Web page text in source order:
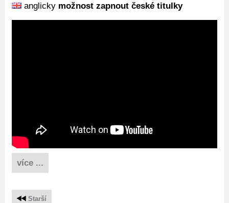
anglicky možnost zapnout české titulky
více ...
Starší